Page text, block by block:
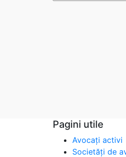
Pagini utile
Avocați activi
Societăți de